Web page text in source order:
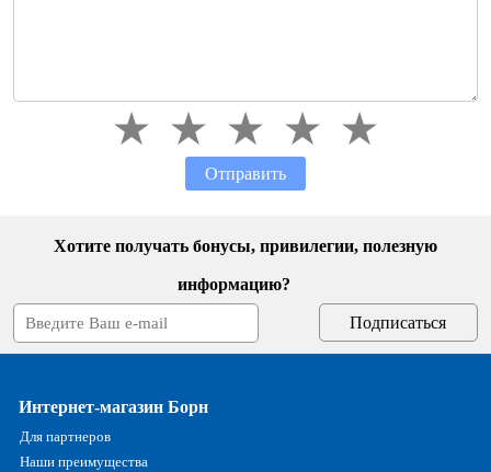
Отправить
Хотите получать бонусы, привилегии, полезную
информацию?
Интернет-магазин Борн
Для партнеров
Наши преимущества